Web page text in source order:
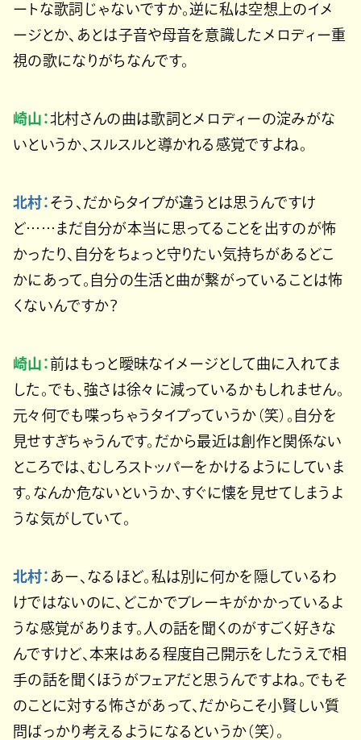
ートな歌詞じゃないですか。逆に私は空想上のイメ
ージとか、あとは子音や母音を意識したメロディー重
視の歌になりがちなんです。
崎山： 北村さんの曲は歌詞とメロディーの淀みがな
いというか、スルスルと導かれる感覚ですよね。
北村： そう、だからタイプが違うとは思うんですけ
ど……まだ自分が本当に思ってることを出すのが怖
かったり、自分をちょっと守りたい気持ちがあるどこ
かにあって。自分の生活と曲が繋がっていることは怖
くないんですか？
崎山：前はもっと曖昧なイメージとして曲に入れてま
した。でも、強さは徐々に減っているかもしれません。
元々何でも喋っちゃうタイプっていうか（笑）。自分を
見せすぎちゃうんです。だから最近は創作と関係ない
ところでは、むしろストッパーをかけるようにしていま
す。なんか危ないというか、すぐに懐を見せてしまうよ
うな気がしていて。
北村： あー、なるほど。私は別に何かを隠しているわ
けではないのに、どこかでブレーキがかかっているよ
うな感覚があります。人の話を聞くのがすごく好きな
んですけど、本来はある程度自己開示をしたうえで相
手の話を聞くほうがフェアだと思うんですよね。でもそ
のことに対する怖さがあって、だからこそ小賢しい質
問ばっかり考えるようになるというか（笑）。